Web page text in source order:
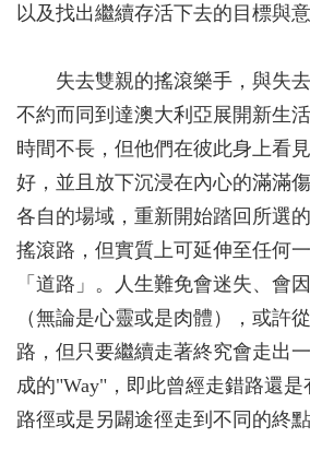
以及找出繼續存活下去的目標與意
失去雙親的搖滾樂手，與失去
不約而同到達澳大利亞展開新生
時間不長，但他們在彼此身上看
好，並且放下沉浸在內心的滿滿
各自的場域，重新開始踏回所選
搖滾路，但實質上可延伸至任何
「道路」。人生難免會迷失、會
（無論是心靈或是肉體），或許
路，但只要繼續走著終究會走出
成的"Way"，即此曾經走錯路還
路徑或是另闢途徑走到不同的終點